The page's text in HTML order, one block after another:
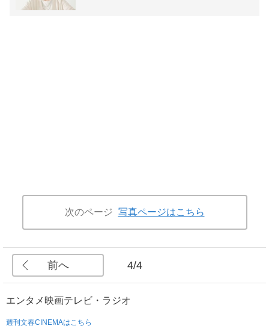
次のページ 写真ページはこちら
前へ 4/4
エンタメ 映画テレビ・ラジオ
週刊文春CINEMAはこちら